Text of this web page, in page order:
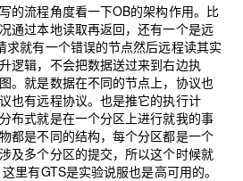
的流程角度看一下OB的架构作用。比
通过本地读取再返回，还有一个是远
求就有一个错误的节点然后远程读其实
逻辑，不会把数据送过来到右边执
。就是数据在不同的节点上，协议也
也有远程协议。也是推它的执行计
布式就是在一个分区上进行就我的事
都是不同的结构，每个分区都是一个
及多个分区的提交，所以这个时候就
里有GTS是实验说服也是高可用的。